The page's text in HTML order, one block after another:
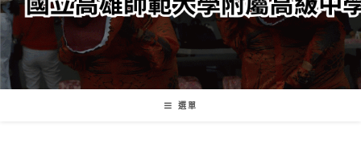
容
選單